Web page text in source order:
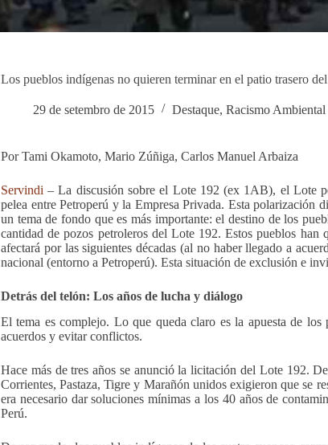
Los pueblos indígenas no quieren terminar en el patio trasero
29 de setembro de 2015 Destaque, Racismo Ambiental
Por Tami Okamoto, Mario Zúñiga, Carlos Manuel Arbaiza
Servindi – La discusión sobre el Lote 192 (ex 1AB), el Lote
pelea entre Petroperú y la Empresa Privada. Esta polarización
un tema de fondo que es más importante: el destino de los
cantidad de pozos petroleros del Lote 192. Estos pueblos han
afectará por las siguientes décadas (al no haber llegado a
nacional (entorno a Petroperú). Esta situación de exclusión e
Detrás del telón: Los años de lucha y diálogo
El tema es complejo. Lo que queda claro es la apuesta de
acuerdos y evitar conflictos.
Hace más de tres años se anunció la licitación del Lote 192.
Corrientes, Pastaza, Tigre y Marañón unidos exigieron que se
era necesario dar soluciones mínimas a los 40 años de
Perú.